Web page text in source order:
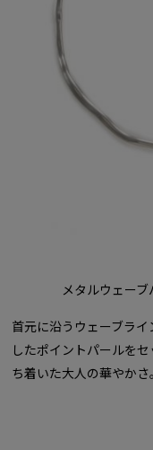
メタルウェー
首元に沿うウェーブラ
したポイントパールを
ち着いた大人の華やかさ。